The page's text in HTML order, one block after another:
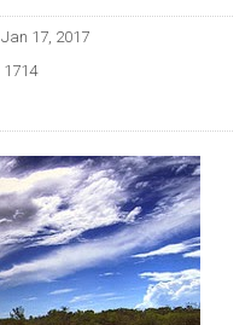
Jan 17, 2017
1714